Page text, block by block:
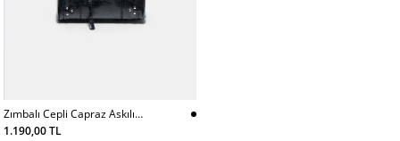
Zımbalı Cepli Capraz Askılı
Canta
1.190,00 TL